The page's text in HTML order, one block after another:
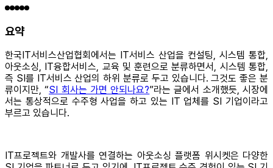
요약
한국IT서비스산업협회에서는 IT서비스 산업을 컨설팅, 시스템 통합,
아웃소싱, IT융합서비스, 교육 및 훈련으로 분류하면서, 시스템 통합,
즉 SI를 IT서비스 산업의 하위 분류로 두고 있습니다. 그것도 좋은 분
류이지만, “SI 회사는 가면 안되나요?”라는 글에서 소개했듯, 시장에
서는 통상적으로 수주형 사업을 하고 있는 IT 업체를 SI 기업이라고
부르고 있습니다.
IT프로젝트와 개발사를 연결하는 아웃소싱 플랫폼 위시켓은 다양한